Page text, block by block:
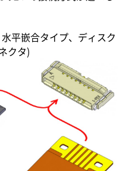
平嵌合タイプ、ディスク
クタ)